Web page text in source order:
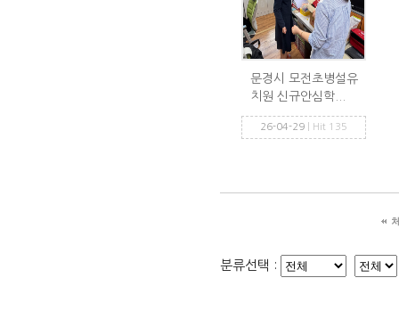
문경시 모전초병설유
치원 신규안심학...
26-04-29 | Hit 135
분류선택 :